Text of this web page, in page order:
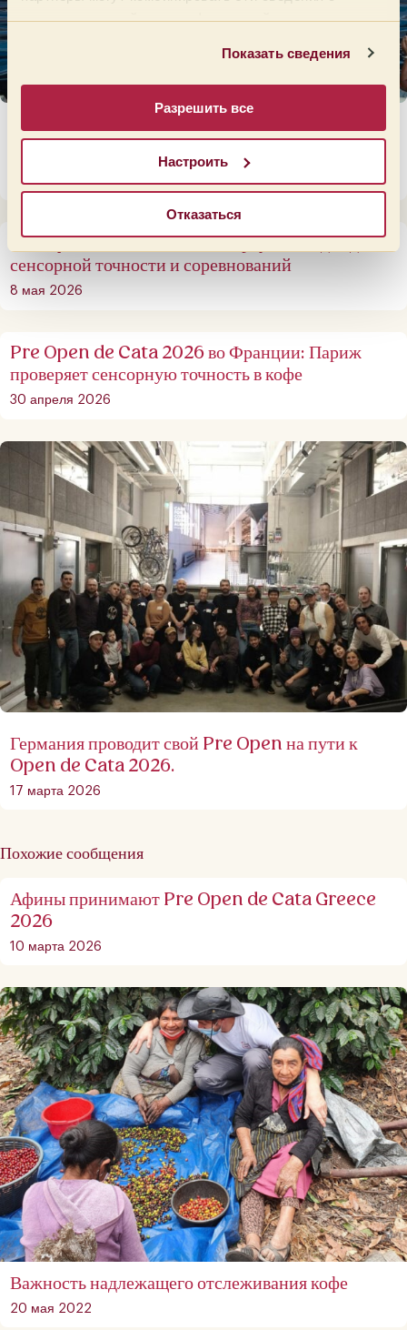
предоставленной вами информацией, а также
Показать сведения
Разрешить все
Настроить
Отказаться
Open de Cata Barcelona 2026: когда
соревнование становится сообществом
3 июня 2026
Pre Open de Cata 2026 в Португалии: два дня
сенсорной точности и соревнований
8 мая 2026
Pre Open de Cata 2026 во Франции: Париж
проверяет сенсорную точность в кофе
30 апреля 2026
Германия проводит свой Pre Open на пути к
Open de Cata 2026.
17 марта 2026
Похожие сообщения
Афины принимают Pre Open de Cata Greece
2026
10 марта 2026
Важность надлежащего отслеживания кофе
20 мая 2022